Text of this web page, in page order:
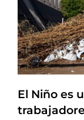
El Niño es